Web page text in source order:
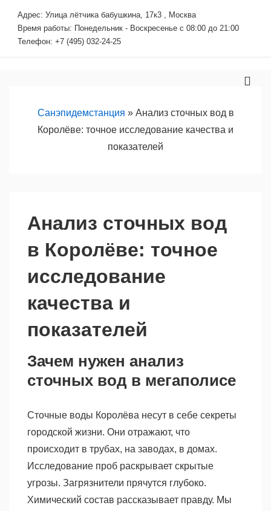
Перейти
Адрес: Улица лётчика бабушкина, 17к3 , Москва
Время работы: Понедельник - Воскресенье с 08:00 до 21:00
Телефон: +7 (495) 032-24-25
Санэпидемстанция » Анализ сточных вод в
Королёве: точное исследование качества и
показателей
Анализ сточных вод
в Королёве: точное
исследование
качества и
показателей
Зачем нужен анализ
сточных вод в мегаполисе
Сточные воды Королёва несут в себе секреты
городской жизни. Они отражают, что
происходит в трубах, на заводах, в домах.
Исследование проб раскрывает скрытые
угрозы. Загрязнители прячутся глубоко.
Химический состав рассказывает правду. Мы